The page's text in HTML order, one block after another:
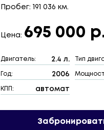
Пробег: 191 036 км.
Цена: 695 000
Двигатель: 2.4 л. Тип
Год: 2006
КПП: автомат